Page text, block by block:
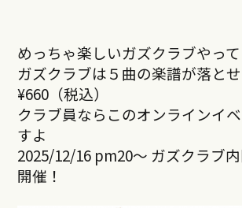
めっちゃ楽しいガズクラブやって
ガズクラブは５曲の楽譜が落と
¥660（税込）
クラブ員ならこのオンラインイ
すよ
2025/12/16 pm20～ ガズクラブ
開催！